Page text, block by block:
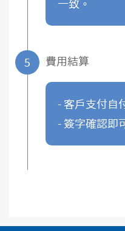
一致。
5 費用結算
- 客戶支付自
- 簽字確認即